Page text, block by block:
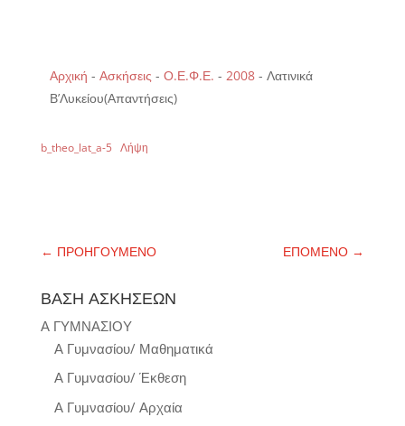
Αρχική - Ασκήσεις - Ο.Ε.Φ.Ε. - 2008- Λατινικά
Β’Λυκείου(Απαντήσεις)
b_theo_lat_a-5 Λήψη
← ΠΡΟΗΓΟΥΜΕΝΟ ΕΠΟΜΕΝΟ →
ΒΑΣΗ ΑΣΚΗΣΕΩΝ
Α ΓΥΜΝΑΣΙΟΥ
Α Γυμνασίου/ Μαθηματικά
Α Γυμνασίου/ Έκθεση
Α Γυμνασίου/ Αρχαία